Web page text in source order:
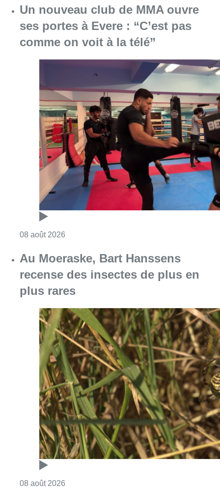
Un nouveau club de MMA ouvre
ses portes à Evere : “C’est pas
comme on voit à la télé”
08 août 2026
Au Moeraske, Bart Hanssens
recense des insectes de plus en
plus rares
08 août 2026